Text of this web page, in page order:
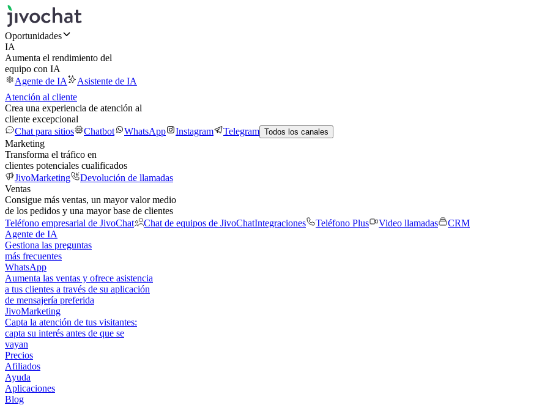
Oportunidades
IA
Aumenta el rendimiento del
equipo con IA
Agente de IA
Asistente de IA
Atención al cliente
Crea una experiencia de atención al
cliente excepcional
Chat para sitios
Chatbot WhatsApp Instagram Telegram Todos los canales
Marketing
Transforma el tráfico en
clientes potenciales cualificados
JivoMarketing
Devolución de llamadas
Ventas
Consigue más ventas, un mayor valor medio
de los pedidos y una mayor base de clientes
Teléfono empresarial de JivoChat
Chat de equipos de JivoChatIntegraciones Teléfono Plus Video llamadas
CRM
Agente de IA
Gestiona las preguntas
más frecuentes
WhatsApp
Aumenta las ventas y ofrece asistencia
a tus clientes a través de su aplicación
de mensajería preferida
JivoMarketing
Capta la atención de tus visitantes:
capta su interés antes de que se
vayan
Precios
Afiliados
Ayuda
Aplicaciones
Blog